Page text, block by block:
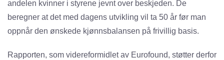
andelen kvinner i styrene jevnt over beskjeden. De
beregner at det med dagens utvikling vil ta 50 år før man
oppnår den ønskede kjønnsbalansen på frivillig basis.
Rapporten, som videreformidlet av Eurofound, støtter derfor